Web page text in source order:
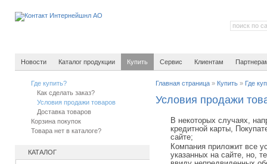
Новости Каталог продукции Купить Сервис Клиентам
Где купить?
Как сделать заказ?
Условия продажи товаров
Доставка товаров
Корзина покупок
Товара нет в каталоге?
КАТАЛОГ
Главная страница » Купить » Где
Условия продажи
В некоторых случаях,
кредитной карты,
сайте;
Компания приложит все
указанных на сайте, но,